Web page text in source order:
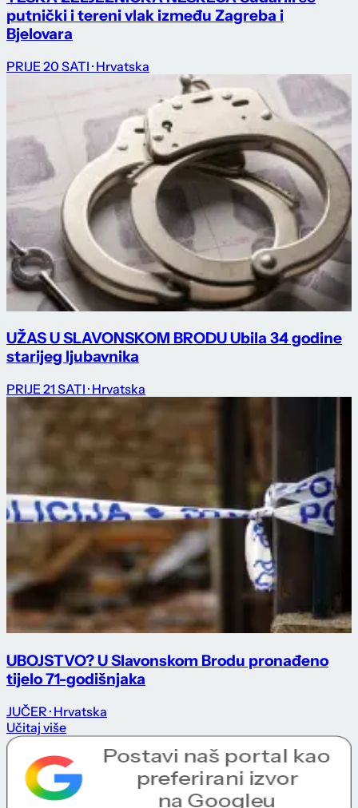
putnički i tereni vlak između Zagreba i
Bjelovara
PRIJE 20 SATI · Hrvatska
UŽAS U SLAVONSKOM BRODU Ubila 34 godine
starijeg ljubavnika
PRIJE 21 SATI · Hrvatska
UBOJSTVO? U Slavonskom Brodu pronađeno
tijelo 71-godišnjaka
JUČER · Hrvatska
Učitaj više